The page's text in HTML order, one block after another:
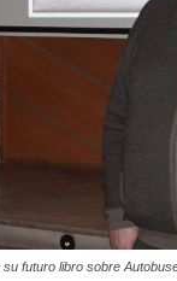
futuro libro sobre